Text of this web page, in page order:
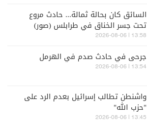
السائق كان بحالة ثمالة... حادث مروع
تحت جسر الخناق في طرابلس (صور)
13:58 | 2026-08-06
جرحى في حادث صدم في الهرمل
13:54 | 2026-08-06
واشنطن تطالب إسرائيل بعدم الرد على
"حزب الله"
13:45 | 2026-08-06